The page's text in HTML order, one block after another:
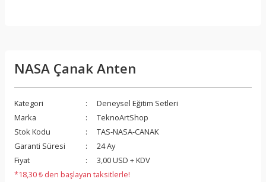
NASA Çanak Anten
Kategori
Deneysel Eğitim Setleri
Marka
TeknoArtShop
Stok Kodu
TAS-NASA-CANAK
Garanti Süresi
24 Ay
Fiyat
3,00 USD + KDV
*18,30 ₺ den başlayan taksitlerle!